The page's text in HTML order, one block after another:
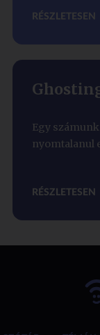
RÉSZLETESEN
Egy
nyomtalanul
RÉSZLETESEN